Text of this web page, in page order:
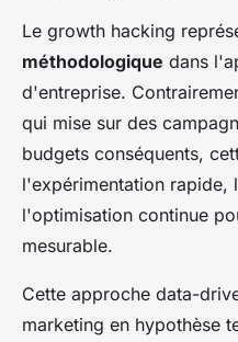
Le growth hacking
méthodologique dans
d'entreprise.
qui mise sur des
budgets conséquents,
l'expérimentation rapide,
l'optimisation continue
mesurable.
Cette approche data-
marketing en hypothèse